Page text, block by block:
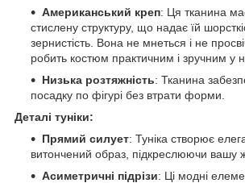
Американський креп: Ця тканина
стислену структуру, що надає їй
зернистість. Вона не мнеться і не
робить костюм практичним і зручним у
Низька розтяжність: Тканина
посадку по фігурі без втрати форми.
Деталі туніки:
Прямий силует: Туніка створює
витончений образ, підкреслюючи вашу
Асиметричні підрізи: Ці модні